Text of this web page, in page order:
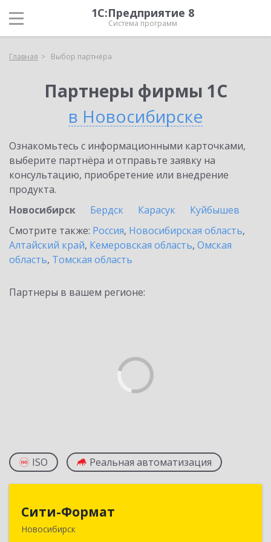
1С:Предприятие 8
Система программ
Главная Выбор партнёра
Партнеры фирмы 1С
в Новосибирске
Ознакомьтесь с информационными карточками,
выберите партнёра и отправьте заявку на
консультацию, приобретение или внедрение
продукта.
Новосибирск
Бердск Карасук
Куйбышев
Смотрите также: Россия, Новосибирская область,
Алтайский край, Кемеровская область, Омская
область, Томская область
Партнеры в вашем регионе:
ISO Реальная автоматизация
Сити-Формат
Новосибирск
630008, Новосибирская обл, Новосибирск г,